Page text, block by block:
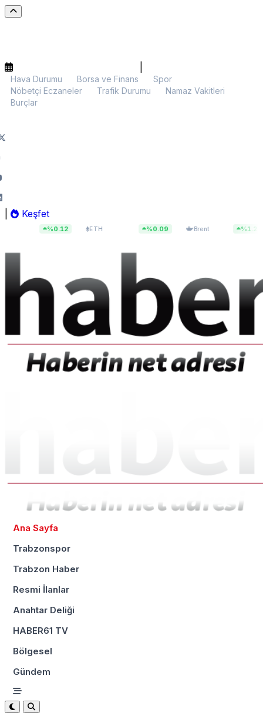
Hava Durumu Borsa ve Finans
Spor
Nöbetçi Eczaneler
Trafik Durumu
Namaz Vakitleri
Burçlar
Keşfet
ETH$1.921,99 Brent $83,55 %1.29 BIST
Ana Sayfa
Trabzonspor
Trabzon Haber
Resmi İlanlar
Anahtar Deliği
HABER61 TV
Bölgesel
Gündem